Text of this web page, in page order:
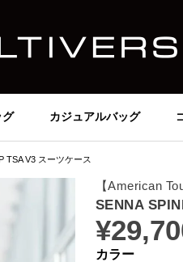
グ カジュアルバッグ
TSA V3 スーツケース
【American
SENNA
¥
カラー